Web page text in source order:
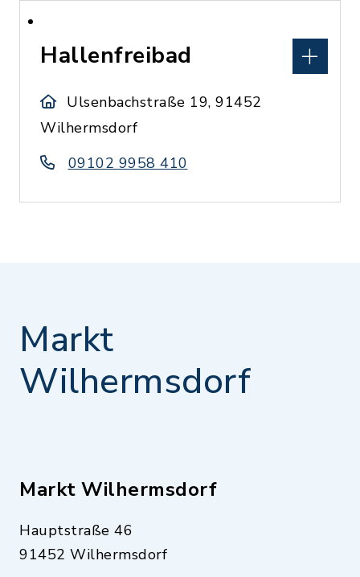
Hallenfreibad
Ulsenbachstraße 19, 91452
Wilhermsdorf
09102 9958 410
Markt
Wilhermsdorf
Markt Wilhermsdorf
Hauptstraße 46
91452 Wilhermsdorf